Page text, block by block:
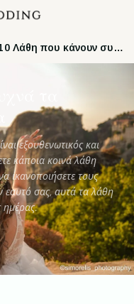
10 Λάθη που κάνουν συχνά τα μελλόνυμφα ζευγάρια
εξουθενωτικός και
κάποια κοινά λάθη
ικανοποιήσετε τους
εαυτό σας, αυτά τα λάθη
ημέρας.